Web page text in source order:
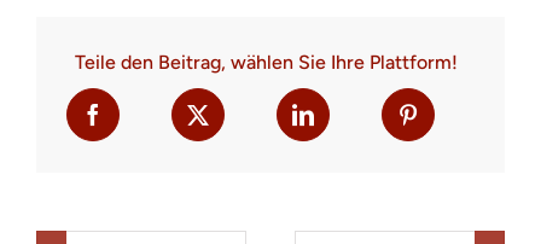
Teile den Beitrag, wählen Sie Ihre Plattform!